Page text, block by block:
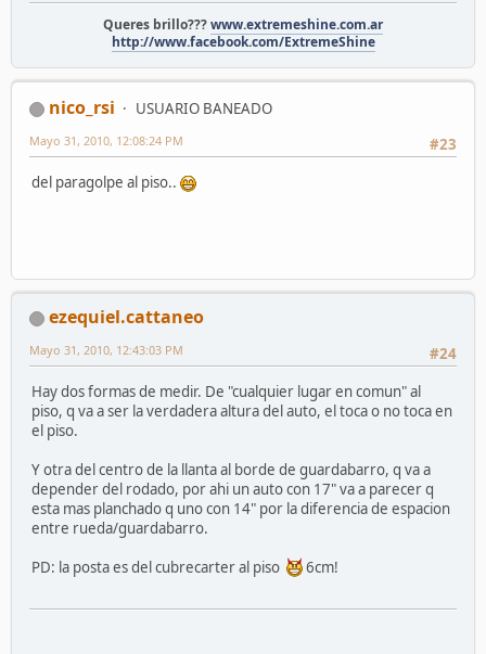
Queres brillo???www.extremeshine.com.ar
http://www.facebook.com/ExtremeShine
nico_rsi
USUARIO BANEADO
#23
Mayo 31, 2010, 12:08:24 PM
del paragolpe al piso..
ezequiel.cattaneo
#24
Mayo 31, 2010, 12:43:03 PM
Hay dos formas de medir. De "cualquier lugar en comun" al
piso, q va a ser la verdadera altura del auto, el toca o no toca en
el piso.
Y otra del centro de la llanta al borde de guardabarro, q va a
depender del rodado, por ahi un auto con 17" va a parecer q
esta mas planchado q uno con 14" por la diferencia de espacion
entre rueda/guardabarro.
PD: la posta es del cubrecarter al piso
6cm!